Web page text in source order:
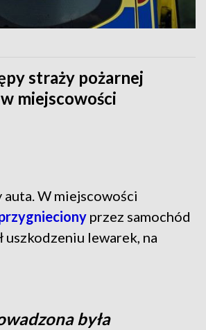
straży pożarnej
miejscowości
auta. W miejscowości
przez samochód
uszkodzeniu lewarek, na
była